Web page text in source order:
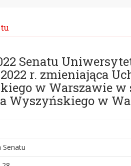
Senatu
r. zmieniająca
w Warszawie
Wyszyńskiego w
Senatu